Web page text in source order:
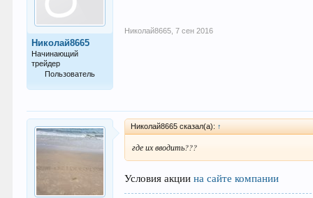
Николай8665
Начинающий
трейдер
Пользователь
Николай8665 7 сен 2016
Николай8665 сказал(а): ↑
где их вводить???
Условия акциина сайте компании